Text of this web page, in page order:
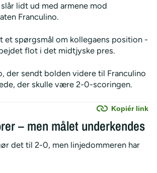
lidt ud med armene mod
Franculino.
et spørgsmål om kollegaens position -
flot i det midtjyske pres.
der sendt bolden videre til Franculino
der skulle være 2-0-scoringen.
Kopiér link
– men målet underkendes
det til 2-0, men linjedommeren har